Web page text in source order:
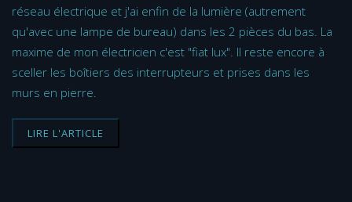
réseau électrique et j'ai enfin de la lumière (autrement
qu'avec une lampe de bureau) dans les 2 pièces du bas. La
maxime de mon électricien c'est "fiat lux". Il reste encore à
sceller les boîtiers des interrupteurs et prises dans les
murs en pierre.
LIRE L'ARTICLE